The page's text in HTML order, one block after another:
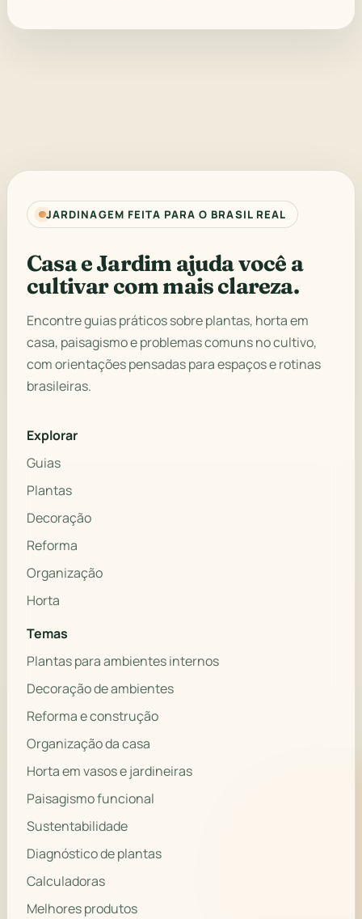
JARDINAGEM FEITA PARA O BRASIL REAL
Casa e Jardim ajuda você a
cultivar com mais clareza.
Encontre guias práticos sobre plantas, horta em
casa, paisagismo e problemas comuns no cultivo,
com orientações pensadas para espaços e rotinas
brasileiras.
Explorar
Guias
Plantas
Decoração
Reforma
Organização
Horta
Temas
Plantas para ambientes internos
Decoração de ambientes
Reforma e construção
Organização da casa
Horta em vasos e jardineiras
Paisagismo funcional
Sustentabilidade
Diagnóstico de plantas
Calculadoras
Melhores produtos